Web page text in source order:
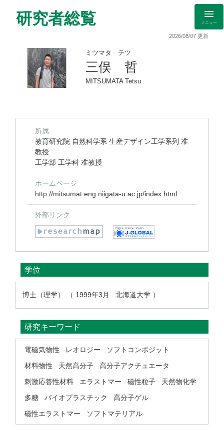
研究者総覧 メニュー
2026/08/07 更新
ミツマタ テツ
三俣 哲
MITSUMATA Tetsu
所属
教育研究院 自然科学系 生産デザイン工学系列 准
教授
工学部 工学科 准教授
ホームページ
http://mitsumat.eng.niigata-u.ac.jp/index.html
外部リンク
学位
博士（理学） （ 1999年3月 北海道大学 ）
研究キーワード
電磁気物性 レオロジー
ソフトコンポジット
材料物性
天然高分子
高分子アクチュエータ
刺激応答性材料
エラストマー 磁性粒子
天然物化学
多糖
バイオプラスチック
高分子ゲル
磁性エラストマー
ソフトマテリアル